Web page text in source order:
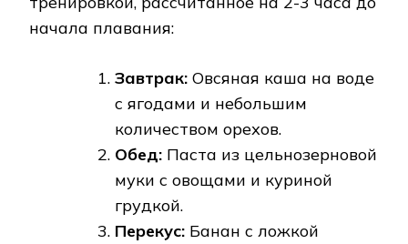
начала плавания:
Завтрак: Овсяная каша на воде
с ягодами и небольшим
количеством орехов.
Обед: Паста из цельнозерновой
муки с овощами и куриной
грудкой.
Перекус: Банан с ложкой